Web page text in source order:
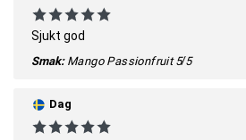
Sjukt god
Smak: Mango Passionfruit 5/5
Dag